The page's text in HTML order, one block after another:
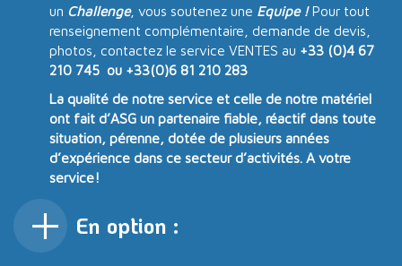
un Challenge, vous soutenez une Equipe !Pour tout
renseignement complémentaire, demande de devis,
photos, contactez le service VENTES au +33 (0)4 67
210 745 ou +33(0)6 81 210 283
La qualité de notre service et celle de notre matériel
ont fait d’ASG un partenaire fiable, réactif dans toute
situation, pérenne, dotée de plusieurs années
d’expérience dans ce secteur d’activités. A votre
service!
En option :